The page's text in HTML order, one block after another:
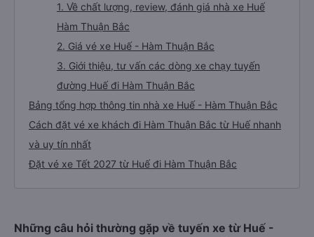
1. Về chất lượng, review, đánh giá nhà xe Huế
Hàm Thuận Bắc
2. Giá vé xe Huế - Hàm Thuận Bắc
3. Giới thiệu, tư vấn các dòng xe chạy tuyến
đường Huế đi Hàm Thuận Bắc
Bảng tổng hợp thông tin nhà xe Huế - Hàm Thuận Bắc
Cách đặt vé xe khách đi Hàm Thuận Bắc từ Huế nhanh
và uy tín nhất
Đặt vé xe Tết 2027 từ Huế đi Hàm Thuận Bắc
Những câu hỏi thường gặp về tuyến xe từ Huế -